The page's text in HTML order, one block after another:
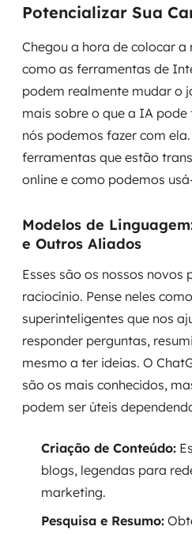
Potencializar Sua
Chegou a hora de colocar
como as ferramentas de
podem realmente mudar o
mais sobre o que a IA pode
nós podemos fazer com
ferramentas que estão
online e como podemos
Modelos de
e Outros Aliados
Esses são os nossos novos
raciocínio. Pense neles
superinteligentes que nos
responder perguntas,
mesmo a ter ideias. O
são os mais conhecidos,
podem ser úteis
Criação de Conteúdo:
blogs, legendas para
marketing.
Pesquisa e Resumo: